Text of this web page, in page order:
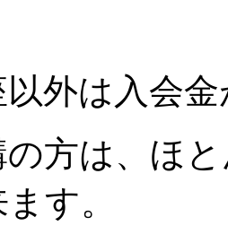
外は入会
方は、ほ
す。